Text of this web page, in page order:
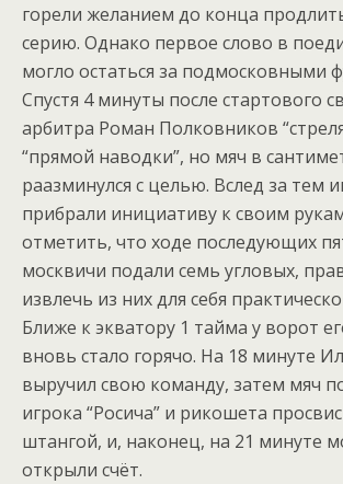
горели желанием до конца
серию. Однако первое слово в
могло остаться за подмосковными
Спустя 4 минуты после стартового
арбитра Роман Полковников
“прямой наводки”, но мяч в
раазминулся с целью. Вслед за тем
прибрали инициативу к своим
отметить, что ходе последующих
москвичи подали семь угловых,
извлечь из них для себя
Ближе к экватору 1 тайма у ворот
вновь стало горячо. На 18 минуте
выручил свою команду, затем мяч
игрока “Росича” и рикошета
штангой, и, наконец, на 21 минуте
открыли счёт.